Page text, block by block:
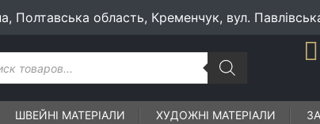
Полтавська область, Кременчук, вул.
ШВЕЙНІ МАТЕРІАЛИ ХУДОЖНІ МАТЕРІАЛИ